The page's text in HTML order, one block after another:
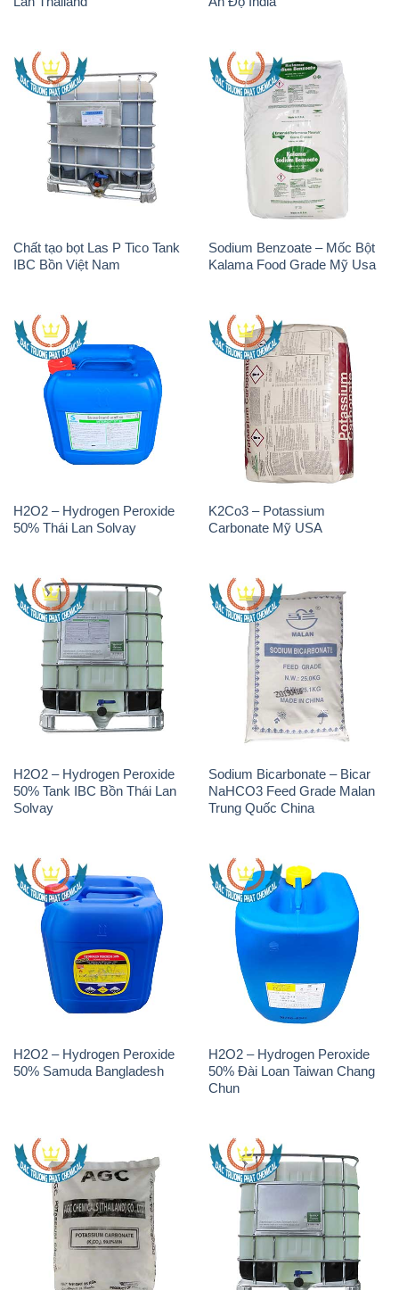
Chất tạo bọt Las P Tico Tank
IBC Bồn Việt Nam
Sodium Benzoate – Mốc Bột
Kalama Food Grade Mỹ Usa
H2O2 – Hydrogen Peroxide
50% Thái Lan Solvay
K2Co3 – Potassium
Carbonate Mỹ USA
H2O2 – Hydrogen Peroxide
50% Tank IBC Bồn Thái Lan
Solvay
Sodium Bicarbonate – Bicar
NaHCO3 Feed Grade Malan
Trung Quốc China
H2O2 – Hydrogen Peroxide
50% Samuda Bangladesh
H2O2 – Hydrogen Peroxide
50% Đài Loan Taiwan Chang
Chun